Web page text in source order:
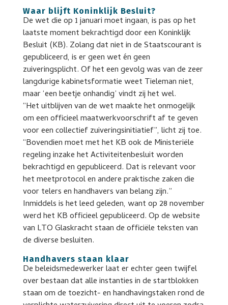
Waar blijft Koninklijk Besluit?
De wet die op 1 januari moet ingaan, is pas op het
laatste moment bekrachtigd door een Koninklijk
Besluit (KB). Zolang dat niet in de Staatscourant is
gepubliceerd, is er geen wet én geen
zuiveringsplicht. Of het een gevolg was van de zeer
langdurige kabinetsformatie weet Tieleman niet,
maar ‘een beetje onhandig’ vindt zij het wel.
“Het uitblijven van de wet maakte het onmogelijk
om een officieel maatwerkvoorschrift af te geven
voor een collectief zuiveringsinitiatief”, licht zij toe.
“Bovendien moet met het KB ook de Ministeriële
regeling inzake het Activiteitenbesluit worden
bekrachtigd en gepubliceerd. Dat is relevant voor
het meetprotocol en andere praktische zaken die
voor telers en handhavers van belang zijn.”
Inmiddels is het leed geleden, want op 28 november
werd het KB officieel gepubliceerd. Op de website
van LTO Glaskracht staan de officiële teksten van
de diverse besluiten.
Handhavers staan klaar
De beleidsmedewerker laat er echter geen twijfel
over bestaan dat alle instanties in de startblokken
staan om de toezicht- en handhavingstaken rond de